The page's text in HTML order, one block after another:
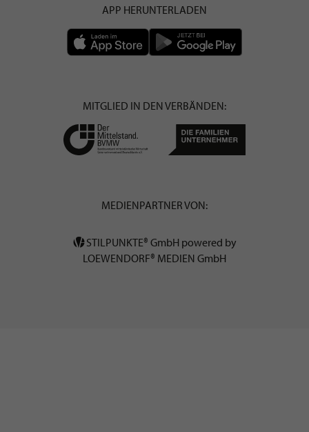
APP HERUNTERLADEN
MITGLIED IN DEN VERBÄNDEN:
MEDIENPARTNER VON:
STILPUNKTE® GmbH powered by
LOEWENDORF® MEDIEN GmbH